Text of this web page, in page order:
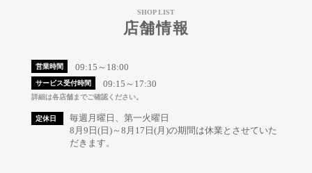
SHOP LIST
店舗情報
営業時間 09:15～18:00
サービス受付時間 09:15～17:30
詳細は各店舗までご確認ください。
定休日
毎週月曜日、第一火曜日
8月9日(日)～8月17日(月)の期間は休業とさせていた
だきます。